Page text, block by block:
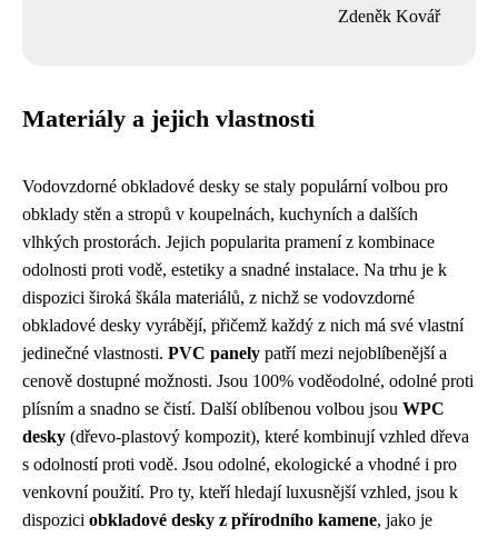
Zdeněk Kovář
Materiály a jejich vlastnosti
Vodovzdorné obkladové desky se staly populární volbou pro
obklady stěn a stropů v koupelnách, kuchyních a dalších
vlhkých prostorách. Jejich popularita pramení z kombinace
odolnosti proti vodě, estetiky a snadné instalace. Na trhu je k
dispozici široká škála materiálů, z nichž se vodovzdorné
obkladové desky vyrábějí, přičemž každý z nich má své vlastní
jedinečné vlastnosti. PVC panely patří mezi nejoblíbenější a
cenově dostupné možnosti. Jsou 100% voděodolné, odolné proti
plísním a snadno se čistí. Další oblíbenou volbou jsou WPC
desky (dřevo-plastový kompozit), které kombinují vzhled dřeva
s odolností proti vodě. Jsou odolné, ekologické a vhodné i pro
venkovní použití. Pro ty, kteří hledají luxusnější vzhled, jsou k
dispozici obkladové desky z přírodního kamene, jako je